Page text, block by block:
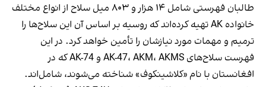
طالبان فهرستی شامل ۱۴ هزار و ۸۰۳ میل سلاح از انواع مختلف
خانواده AK تهیه کرده‌اند که روسیه بر اساس آن این سلاح‌ها را
ترمیم و مهمات مورد نیازشان را تأمین خواهد کرد. در این
فهرست سلاح‌های AK-47، AKM، AKMS و AK-74 که در
افغانستان با نام «کلاشینکوف» شناخته می‌شوند، شامل‌اند.